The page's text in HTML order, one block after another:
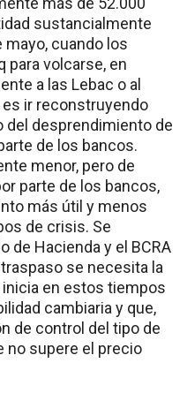
sustancialmente
mayo, cuando los
para volcarse, en
a las Lebac o al
es ir reconstruyendo
desprendimiento de
de los bancos.
menor, pero de
parte de los bancos,
más útil y menos
de crisis. Se
de Hacienda y el BCRA
se necesita la
en estos tiempos
cambiaria y que,
de control del tipo de
no supere el precio